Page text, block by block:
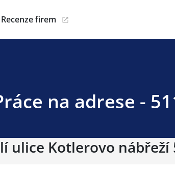
Recenze firem
na adrese -
ulice Kotlerovo nábřeží